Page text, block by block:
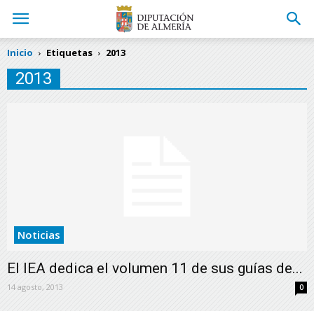
Inicio Etiquetas 2013
2013
Noticias
El IEA dedica el volumen 11 de sus guías de...
14 agosto, 2013 0